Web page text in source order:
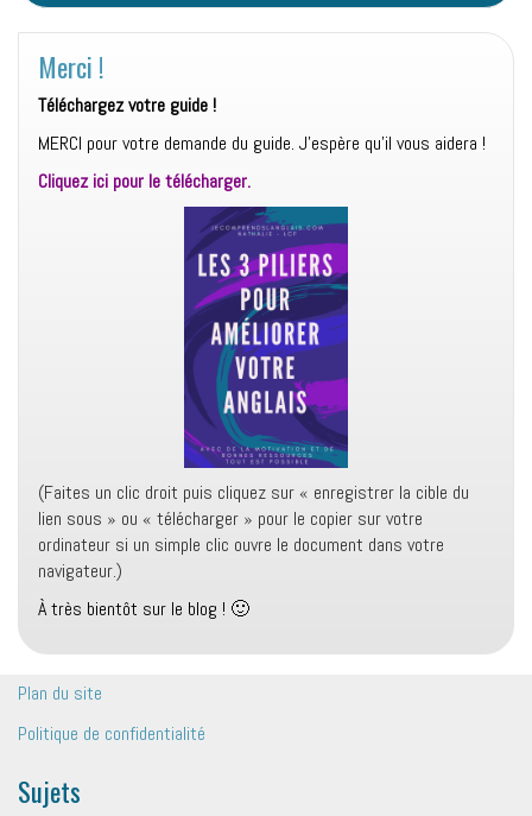
Merci !
Téléchargez votre guide !
MERCI pour votre demande du guide. J’espère qu’il vous aidera !
Cliquez ici pour le télécharger.
(Faites un clic droit puis cliquez sur « enregistrer la cible du
lien sous » ou « télécharger » pour le copier sur votre
ordinateur si un simple clic ouvre le document dans votre
navigateur.)
À très bientôt sur le blog ! 🙂
Plan du site
Politique de confidentialité
Sujets